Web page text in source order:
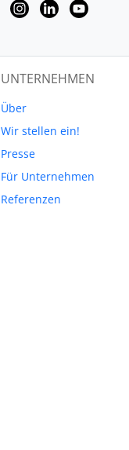
UNTERNEHMEN
Über
Wir stellen ein!
Presse
Für Unternehmen
Referenzen